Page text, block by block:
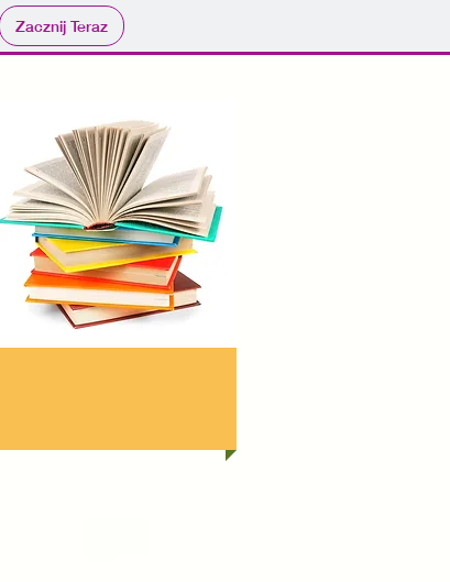
Zacznij Teraz